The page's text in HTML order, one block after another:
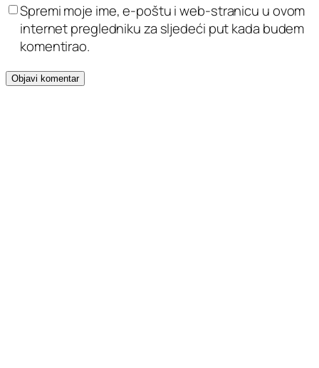
Spremi moje ime, e-poštu i web-stranicu u ovom
internet pregledniku za sljedeći put kada budem
komentirao.